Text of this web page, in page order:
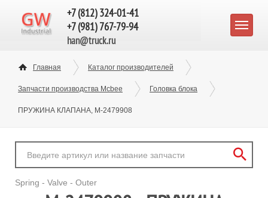
+7 (812) 324-01-41
+7 (981) 767-79-94
han@truck.ru
Главная Каталог производителей
Запчасти производства Mcbee Головка блока
ПРУЖИНА КЛАПАНА, M-2479908
Spring - Valve - Outer